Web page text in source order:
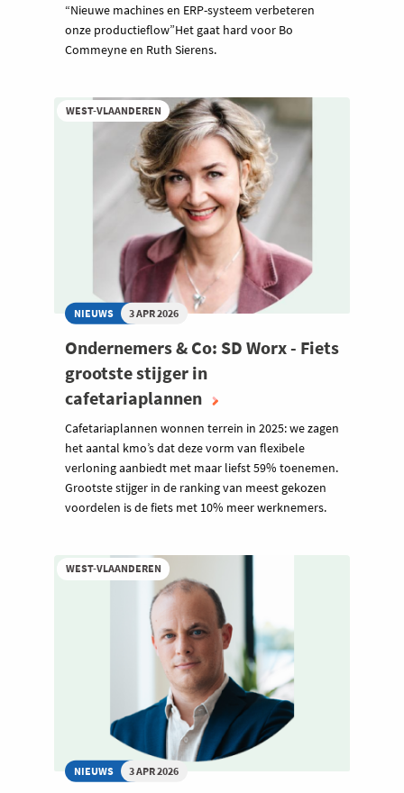
“Nieuwe machines en ERP-systeem verbeteren
onze productieflow”Het gaat hard voor Bo
Commeyne en Ruth Sierens.
WEST-VLAANDEREN
NIEUWS 3 APR 2026
Ondernemers & Co: SD Worx - Fiets
grootste stijger in
cafetariaplannen
Cafetariaplannen wonnen terrein in 2025: we zagen
het aantal kmo’s dat deze vorm van flexibele
verloning aanbiedt met maar liefst 59% toenemen.
Grootste stijger in de ranking van meest gekozen
voordelen is de fiets met 10% meer werknemers.
WEST-VLAANDEREN
NIEUWS 3 APR 2026